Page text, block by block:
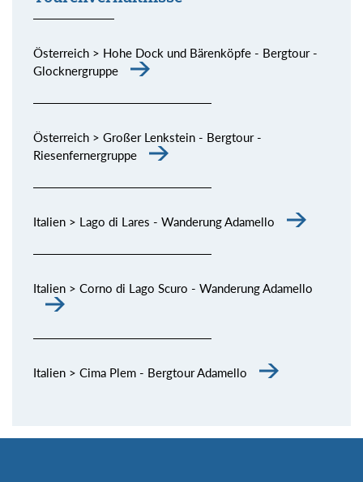
Österreich > Hohe Dock und Bärenköpfe - Bergtour -
Glocknergruppe
Österreich > Großer Lenkstein - Bergtour -
Riesenfernergruppe
Italien > Lago di Lares - Wanderung Adamello
Italien > Corno di Lago Scuro - Wanderung Adamello
Italien > Cima Plem - Bergtour Adamello